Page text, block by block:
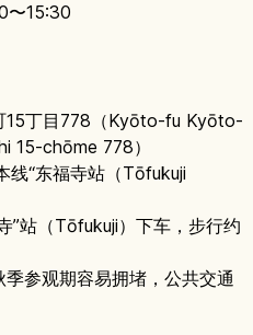
〜15:30
15丁目778（Kyōto-fu Kyōto-
15-chōme 778）
线“东福寺站（Tōfukuji
”站（Tōfukuji）下车，步行约
参观期容易拥堵，公共交通